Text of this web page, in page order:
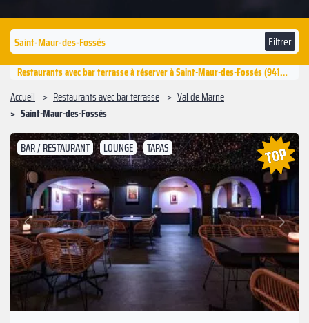
Filtrer
Restaurants avec bar terrasse à réserver à Saint-Maur-des-Fossés (94100)
Accueil
Restaurants avec bar terrasse
Val de Marne
Saint-Maur-des-Fossés
BAR / RESTAURANT LOUNGE TAPAS
Précédent
Suivant